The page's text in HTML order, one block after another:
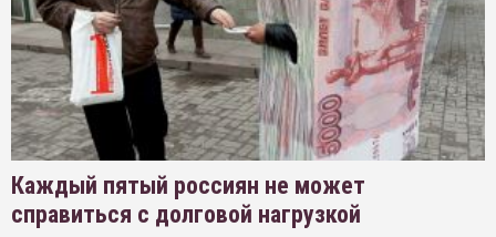
Каждый пятый россиян не может
справиться с долговой нагрузкой